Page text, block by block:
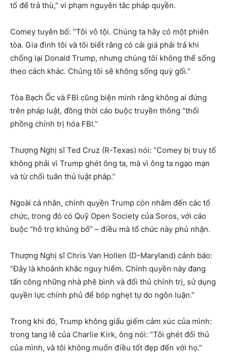
tố để trả thù,” vi phạm nguyên tắc pháp quyền.
Comey tuyên bố: “Tôi vô tội. Chúng ta hãy có một phiên
tòa. Gia đình tôi và tôi biết rằng có cái giá phải trả khi
chống lại Donald Trump, nhưng chúng tôi không thể sống
theo cách khác. Chúng tôi sẽ không sống quỳ gối.”
Tòa Bạch Ốc và FBI cũng biện minh rằng không ai đứng
trên pháp luật, đồng thời cáo buộc truyền thông “thổi
phồng chính trị hóa FBI.”
Thượng Nghị sĩ Ted Cruz (R-Texas) nói: “Comey bị truy tố
không phải vì Trump ghét ông ta, mà vì ông ta ngạo mạn
và từ chối tuân thủ luật pháp.”
Ngoài cá nhân, chính quyền Trump còn nhắm đến các tổ
chức, trong đó có Quỹ Open Society của Soros, với cáo
buộc “hỗ trợ khủng bố” – điều mà tổ chức này phủ nhận.
Thượng Nghị sĩ Chris Van Hollen (D-Maryland) cảnh báo:
“Đây là khoảnh khắc nguy hiểm. Chính quyền này đang
tấn công những nhà phê bình và đối thủ chính trị, sử dụng
quyền lực chính phủ để bóp nghẹt tự do ngôn luận.”
Trong khi đó, Trump không giấu giếm cảm xúc của mình:
trong tang lễ của Charlie Kirk, ông nói: “Tôi ghét đối thủ
của mình, và tôi không muốn điều tốt đẹp đến với họ.”